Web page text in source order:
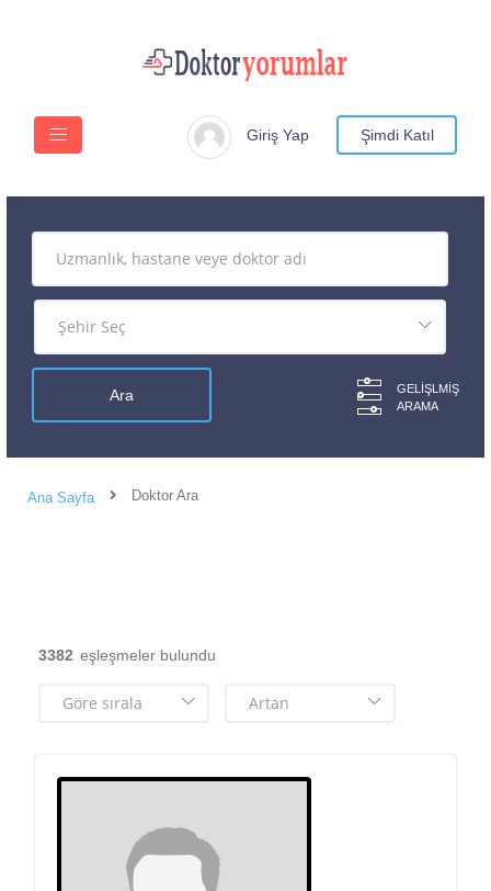
Giriş Yap Şimdi Katıl
GELIŞLMIŞ
ARAMA
Ana Sayfa Doktor Ara
3382 eşleşmeler bulundu